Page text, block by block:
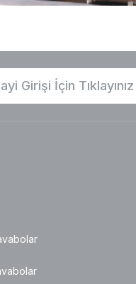
Girişi İçin Tıklayınız